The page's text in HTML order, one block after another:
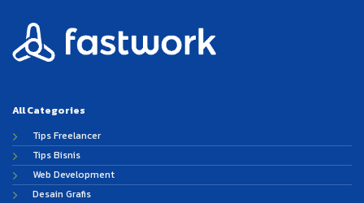
All Categories
Tips Freelancer
Tips Bisnis
Web Development
Desain Grafis